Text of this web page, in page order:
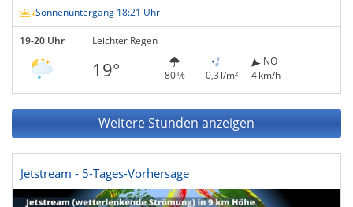
Sonnenuntergang 18:21 Uhr
19-20 Uhr Leichter Regen
19° 80 % 0,3 l/m²
NO
4 km/h
Weitere Stunden anzeigen
Jetstream - 5-Tages-Vorhersage